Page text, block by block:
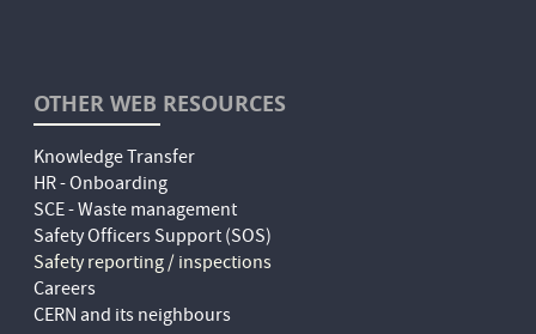
OTHER WEB RESOURCES
Knowledge Transfer
HR - Onboarding
SCE - Waste management
Safety Officers Support (SOS)
Safety reporting / inspections
Careers
CERN and its neighbours